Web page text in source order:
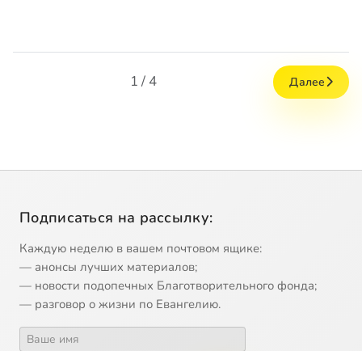
1 / 4 Далее
Подписаться на рассылку:
Каждую неделю в вашем почтовом ящике:
— анонсы лучших материалов;
— новости подопечных Благотворительного фонда;
— разговор о жизни по Евангелию.